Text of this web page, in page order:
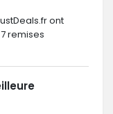
ont
remises